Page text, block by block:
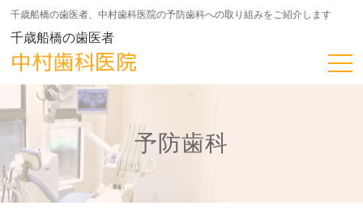
千歳船橋の歯医者、中村歯科医院の予防歯科への取り組みをご紹介します
千歳船橋の歯医者
中村歯科医院
予防歯科